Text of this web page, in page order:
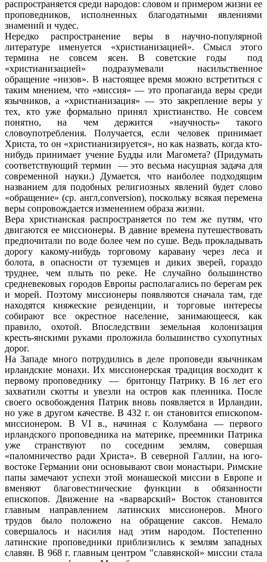
распространяется среди народов: словом и примером жизни ее
проповедников, исполненных благодатными явлениями
знамений и чудес.
Нередко распространение веры в научно-популярной
литературе именуется «христианизацией». Смысл этого
термина не совсем ясен. В советские годы под
«христианизацией» подразумевали насильственное
обращение «низов». В настоящее время можно встретиться с
таким мнением, что «миссия» — это пропаганда веры среди
язычников, а «христианизация» — это закрепление веры у
тех, кто уже формально принял христианство. Не совсем
понятно, на чем держится «научность» такого
словоупотребления. Получается, если человек принимает
Христа, то он «христианизируется», но как назвать, когда кто-
нибудь принимает учение Будды или Магомета? (Придумать
соответствующий термин — это весьма насущная задача для
современной науки.) Думается, что наиболее подходящим
названием для подобных религиозных явлений будет слово
«обращение» (ср. англ,conversion), поскольку всякая перемена
веры сопровождается изменением образа жизни.
Вера христианская распространяется по тем же путям, что
двигаются ее миссионеры. В давние времена путешествовать
предпочитали по воде более чем по суше. Ведь прокладывать
дорогу какому-нибудь торговому каравану через леса и
болота, в опасности от туземцев и диких зверей, гораздо
труднее, чем плыть по реке. Не случайно большинство
средневековых городов Европы располагались по берегам рек
и морей. Поэтому миссионеры появляются сначала там, где
находятся княжеские резиденции, и торговые интересы
собирают все окрестное население, занимающееся, как
правило, охотой. Впоследствии земельная колонизация
кресть-янскими руками проложила большинство сухопутных
дорог.
На Западе много потрудились в деле проповеди язычникам
ирландские монахи. Их миссионерская традиция восходит к
первому проповеднику — бритонцу Патрику. В 16 лет его
захватили скотты и увезли на остров как пленника. После
своего освобождения Патрик вновь появляется в Ирландии,
но уже в другом качестве. В 432 г. он становится епископом-
миссионером. В VI в., начиная с Колумбана — первого
ирландского проповедника на материке, преемники Патрика
уже странствуют по соседним землям, совершая
«паломничество ради Христа». В северной Галлии, на юго-
востоке Германии они основывают свои монастыри. Римские
папы замечают успехи этой монашеской миссии в Европе и
вменяют благовестнические функции в обязанности
епископов. Движение на «варварский» Восток становится
главным направлением латинских миссионеров. Много
трудов было положено на обращение саксов. Немало
совершалось и насилия над этим народом. Постепенно
латинские проповедники приблизились к землям западных
славян. В 968 г. главным центром "славянской» миссии стала